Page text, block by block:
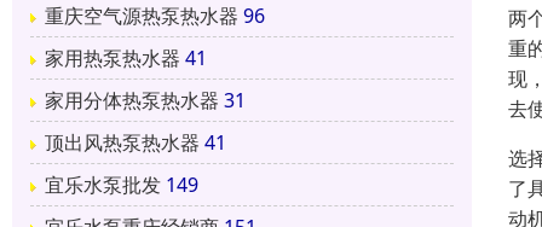
重庆空气源热泵热水器 96
家用热泵热水器 41
家用分体热泵热水器 31
顶出风热泵热水器 41
宜乐水泵批发 149
两
重
现
去
选
了
动